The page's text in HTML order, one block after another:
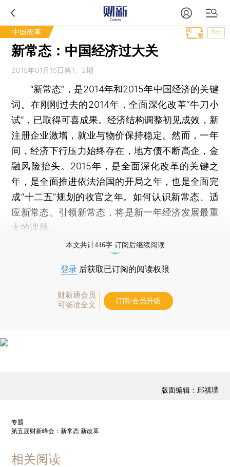
中国改革 T中
新常态：中国经济过大关
2015年01月15日第1、2期
“新常态”，是2014年和2015年中国经济的关键
词。在刚刚过去的2014年，全面深化改革“牛刀小
试”，已取得可喜成果。经济结构调整初见成效，新
注册企业激增，就业与物价保持稳定。然而，一年
间，经济下行压力始终存在，地方债不断高企，金
融风险抬头。2015年，是全面深化改革的关键之
年，是全面推进依法治国的开局之年，也是全面完
成“十二五”规划的收官之年。如何认识新常态、适
应新常态、引领新常态，将是新一年经济发展最重
大的课题。
本文共计446字 订阅后继续阅读
登录 后获取已订阅的阅读权限
财新通会员
可畅读全文
订阅/会员升级
版面编辑：邱祺璞
专题
第五届财新峰会：新常态 新改革
相关阅读